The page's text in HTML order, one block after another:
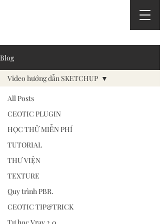
Blog
All Posts
CEOTIC PLUGIN
HỌC THỬ MIỄN PHÍ
TUTORIAL
THƯ VIỆN
TEXTURE
Quy trình PBR.
CEOTIC TIP&TRICK
Video hướng dẫn SKETCHUP